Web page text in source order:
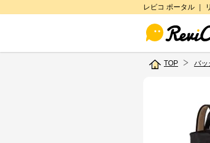
レビコ ポータル ｜
TOP バッ